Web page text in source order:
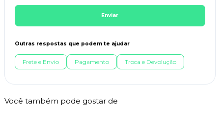
Enviar
Outras respostas que podem te ajudar
Frete e Envio Pagamento Troca e Devolução
Você também pode gostar de